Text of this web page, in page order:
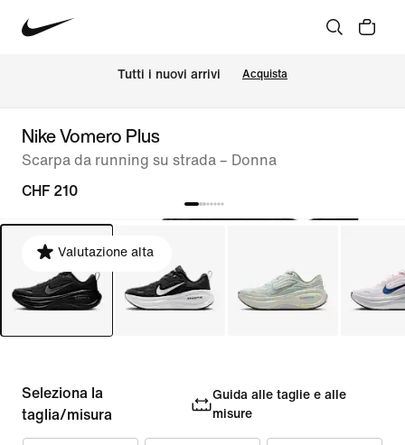
Tutti i nuovi arrivi Acquista
Nike Vomero Plus
Scarpa da running su strada – Donna
CHF 210
Valutazione alta
Seleziona la
taglia/misura
Guida alle taglie e alle
misure